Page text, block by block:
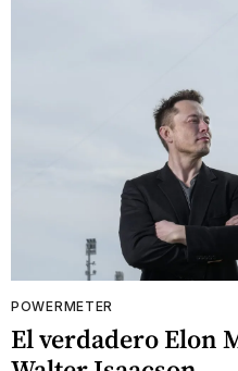
POWERMETER
El verdadero Elon